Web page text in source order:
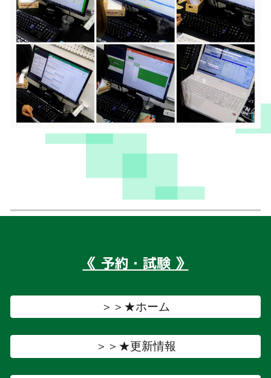
《 予約・試験 》
＞＞★ホーム
＞＞★更新情報